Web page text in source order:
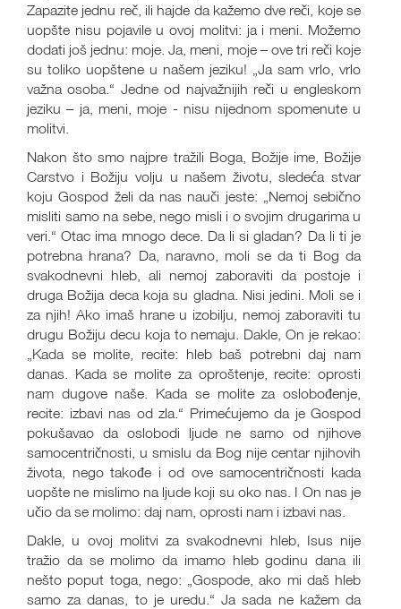
Zapazite jednu reč, ili hajde da kažemo dve reči, koje se
uopšte nisu pojavile u ovoj molitvi: ja i meni. Možemo
dodati još jednu: moje. Ja, meni, moje – ove tri reči koje
su toliko uopštene u našem jeziku! „Ja sam vrlo, vrlo
važna osoba.“ Jedne od najvažnijih reči u engleskom
jeziku – ja, meni, moje - nisu nijednom spomenute u
molitvi.
Nakon što smo najpre tražili Boga, Božije ime, Božije
Carstvo i Božiju volju u našem životu, sledeća stvar
koju Gospod želi da nas nauči jeste: „Nemoj sebično
misliti samo na sebe, nego misli i o svojim drugarima u
veri.“ Otac ima mnogo dece. Da li si gladan? Da li ti je
potrebna hrana? Da, naravno, moli se da ti Bog da
svakodnevni hleb, ali nemoj zaboraviti da postoje i
druga Božija deca koja su gladna. Nisi jedini. Moli se i
za njih! Ako imaš hrane u izobilju, nemoj zaboraviti tu
drugu Božiju decu koja to nemaju. Dakle, On je rekao:
„Kada se molite, recite: hleb baš potrebni daj nam
danas. Kada se molite za oproštenje, recite: oprosti
nam dugove naše. Kada se molite za oslobođenje,
recite: izbavi nas od zla.“ Primećujemo da je Gospod
pokušavao da oslobodi ljude ne samo od njihove
samocentričnosti, u smislu da Bog nije centar njihovih
života, nego takođe i od ove samocentričnosti kada
uopšte ne mislimo na ljude koji su oko nas. I On nas je
učio da se molimo: daj nam, oprosti nam i izbavi nas.
Dakle, u ovoj molitvi za svakodnevni hleb, Isus nije
tražio da se molimo da imamo hleb godinu dana ili
nešto poput toga, nego: „Gospode, ako mi daš hleb
samo za danas, to je uredu.“ Ja sada ne kažem da